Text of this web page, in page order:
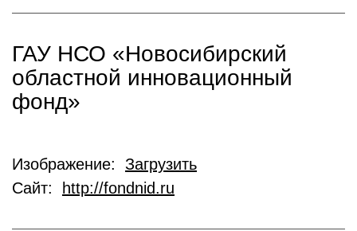
ГАУ НСО «Новосибирский
областной инновационный
фонд»
Изображение: Загрузить
Сайт:
http://fondnid.ru